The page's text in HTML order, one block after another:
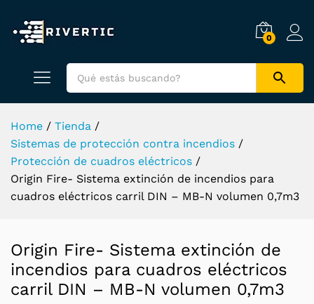
0
Home / Tienda /
Sistemas de protección contra incendios /
Protección de cuadros eléctricos /
Origin Fire- Sistema extinción de incendios para
cuadros eléctricos carril DIN – MB-N volumen 0,7m3
Origin Fire- Sistema extinción de
incendios para cuadros eléctricos
carril DIN – MB-N volumen 0,7m3